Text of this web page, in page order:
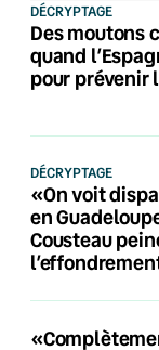
DÉCRYPTAGE
Des moutons
quand
pour prévenir
DÉCRYPTAGE
«On voit
en
Cousteau